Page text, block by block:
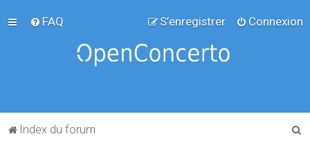
FAQ Connexion
S’enregistrer
Index du forum